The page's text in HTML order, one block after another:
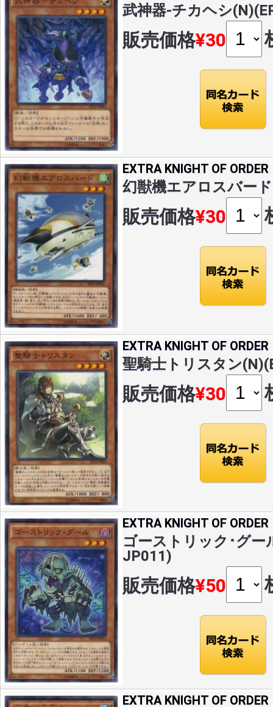
武神器-チカヘシ
販売価格¥30
EXTRA KNIGHT OF ORDER
幻獣機エアロスバー
販売価格¥30
EXTRA KNIGHT OF ORDER
聖騎士トリスタン
販売価格¥30
EXTRA KNIGHT OF ORDER
ゴーストリック･グー
JP011)
販売価格¥50
EXTRA KNIGHT OF ORDER